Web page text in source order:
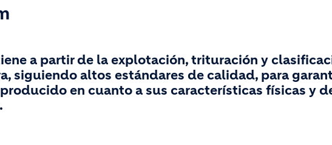
a partir de la explotación, trituración y
siguiendo altos estándares de calidad, para
en cuanto a sus características físicas y